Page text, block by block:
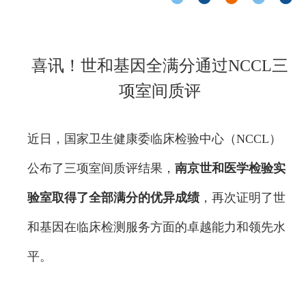
喜讯！世和基因全满分通过NCCL三
项室间质评
近日，国家卫生健康委临床检验中心（NCCL）
公布了三项室间质评结果， 南京世和医学检验实
验室取得了全部满分的优异成绩，再次证明了世
和基因在临床检测服务方面的卓越能力和领先水
平。